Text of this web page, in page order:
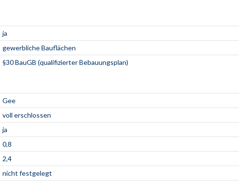
ja
gewerbliche Bauflächen
§30 BauGB (qualifizierter Bebauungsplan)
Gee
voll erschlossen
ja
0,8
2,4
nicht festgelegt